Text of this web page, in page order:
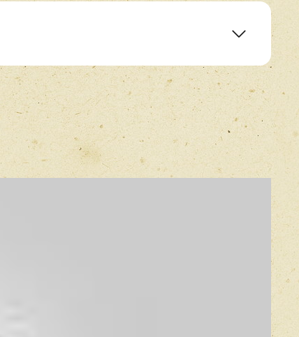
E-mail *